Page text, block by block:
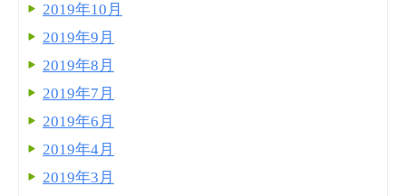
2019年10月
2019年9月
2019年8月
2019年7月
2019年6月
2019年4月
2019年3月